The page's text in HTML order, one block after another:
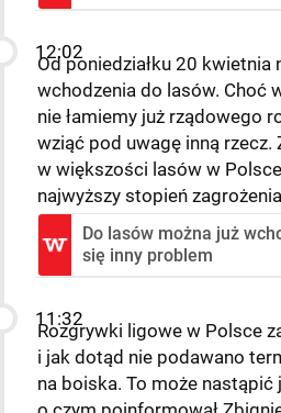
12:02
Od poniedziałku 20 kwietnia
wchodzenia do lasów. Choć
nie łamiemy już rządowego
wziąć pod uwagę inną rzecz.
w większości lasów w
najwyższy stopień
Do lasów można już
się inny problem
11:32
Rozgrywki ligowe w Polsce
i jak dotąd nie podawano
na boiska. To może nastąpić